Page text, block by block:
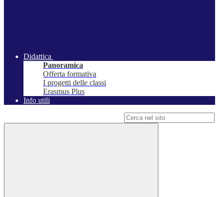
Didattica
Panoramica
Offerta formativa
I progetti delle classi
Erasmus Plus
Info utili